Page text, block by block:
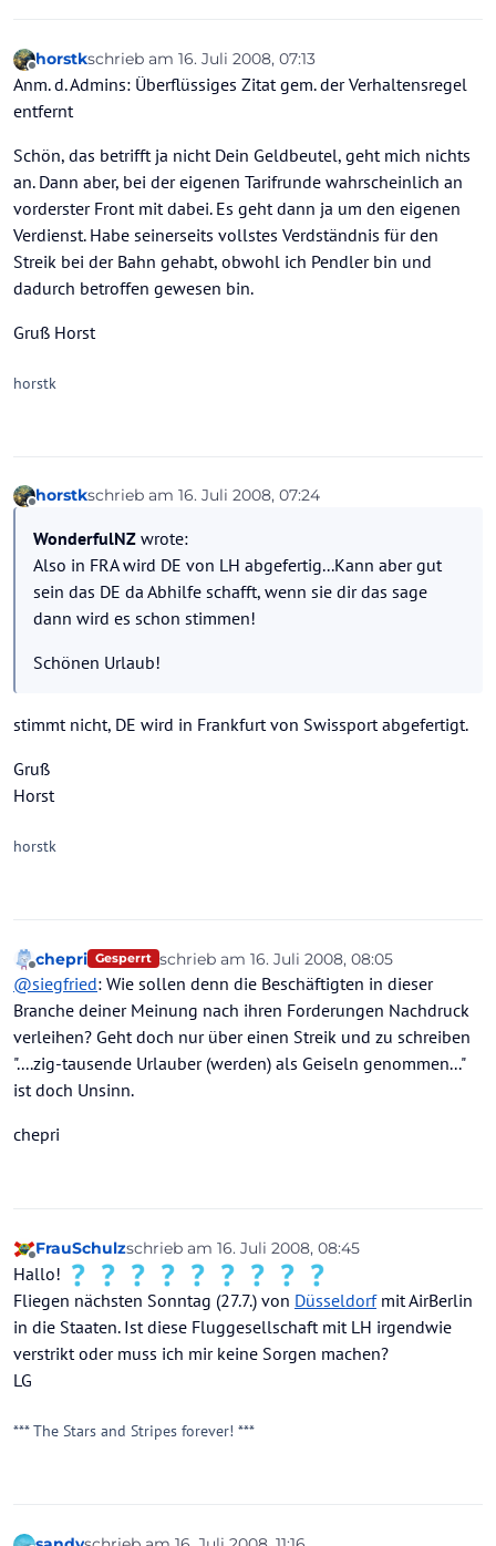
Offline
horstkschrieb am 16. Juli 2008, 07:13
zuletzt editiert von
Anm. d. Admins: Überflüssiges Zitat gem. der Verhaltensregel
entfernt
Schön, das betrifft ja nicht Dein Geldbeutel, geht mich nichts
an. Dann aber, bei der eigenen Tarifrunde wahrscheinlich an
vorderster Front mit dabei. Es geht dann ja um den eigenen
Verdienst. Habe seinerseits vollstes Verdständnis für den
Streik bei der Bahn gehabt, obwohl ich Pendler bin und
dadurch betroffen gewesen bin.
Gruß Horst
horstk
Offline
horstkschrieb am 16. Juli 2008, 07:24
zuletzt editiert von
WonderfulNZ wrote:
Also in FRA wird DE von LH abgefertig...Kann aber gut
sein das DE da Abhilfe schafft, wenn sie dir das sage
dann wird es schon stimmen!
Schönen Urlaub!
stimmt nicht, DE wird in Frankfurt von Swissport abgefertigt.
Gruß
Horst
horstk
Offline
chepri Gesperrt schrieb am 16. Juli 2008, 08:05
zuletzt editiert von
@siegfried: Wie sollen denn die Beschäftigten in dieser
Branche deiner Meinung nach ihren Forderungen Nachdruck
verleihen? Geht doch nur über einen Streik und zu schreiben
"....zig-tausende Urlauber (werden) als Geiseln genommen..."
ist doch Unsinn.
chepri
Offline
FrauSchulzschrieb am 16. Juli 2008, 08:45
zuletzt editiert von
Hallo!
Fliegen nächsten Sonntag (27.7.) von Düsseldorfmit AirBerlin
in die Staaten. Ist diese Fluggesellschaft mit LH irgendwie
verstrikt oder muss ich mir keine Sorgen machen?
LG
*** The Stars and Stripes forever! ***